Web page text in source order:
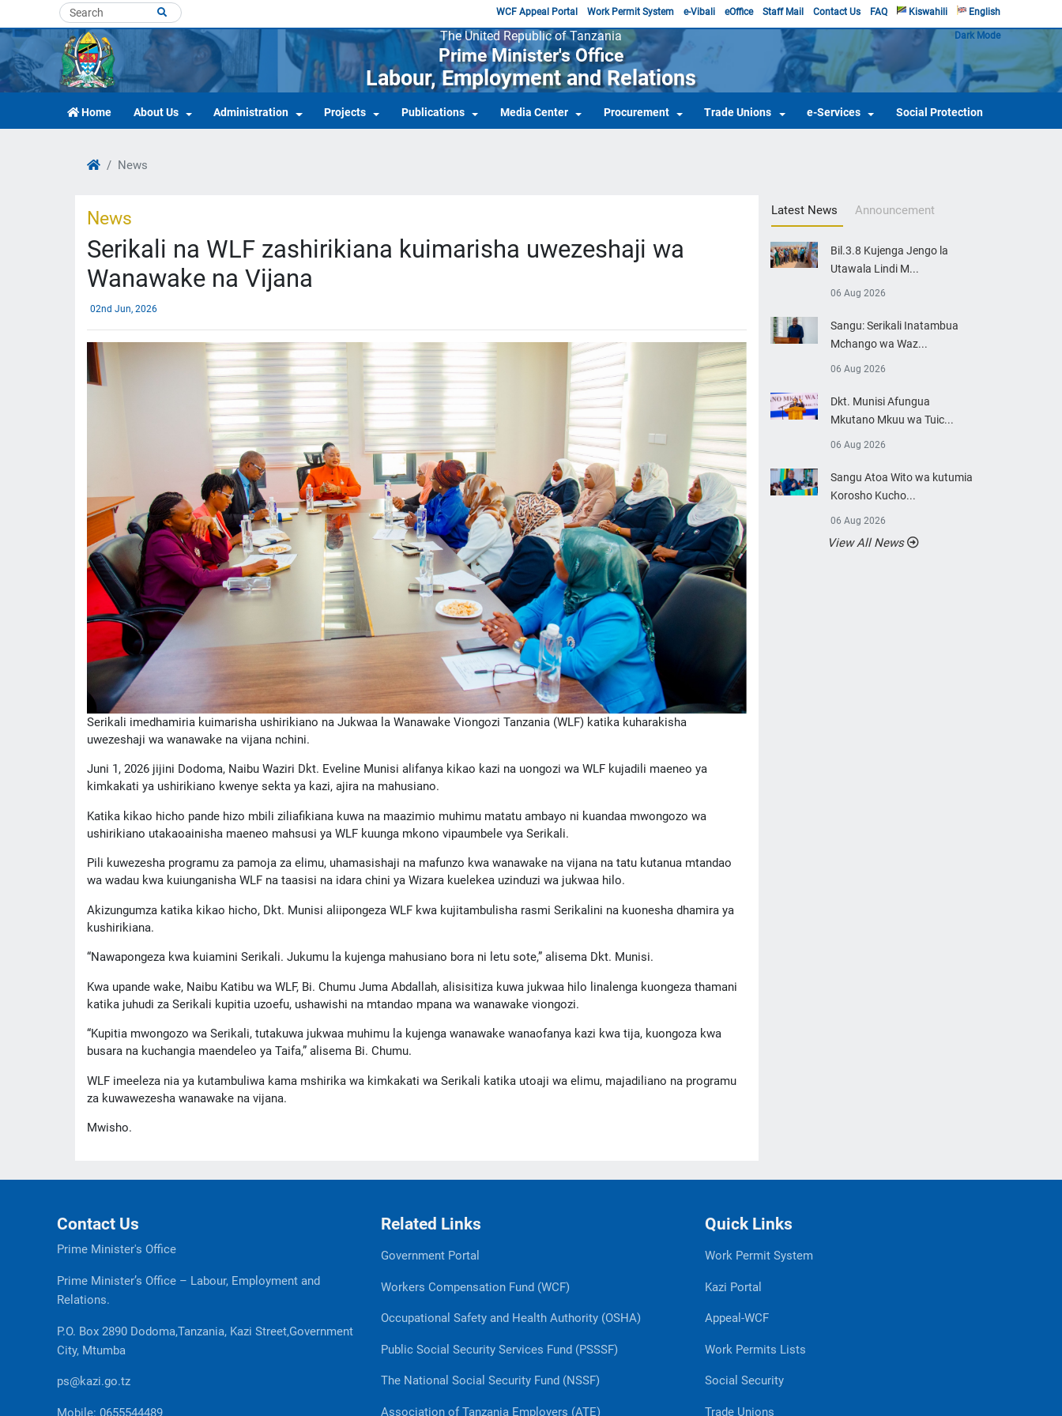
English
Kiswahili
FAQ
Contact Us
Staff Mail
eOffice
e-Vibali
Work Permit System
WCF Appeal Portal
Dark Mode
The United Republic of Tanzania
Prime Minister's Office
Labour, Employment and Relations
Home About Us Administration Projects Publications Media Center Procurement Trade Unions e-Services Social Protection
News
News
Serikali na WLF zashirikiana kuimarisha uwezeshaji wa
Wanawake na Vijana
02nd Jun, 2026
Serikali imedhamiria kuimarisha ushirikiano na Jukwaa la Wanawake Viongozi Tanzania (WLF) katika kuharakisha
uwezeshaji wa wanawake na vijana nchini.
Juni 1, 2026 jijini Dodoma, Naibu Waziri Dkt. Eveline Munisi alifanya kikao kazi na uongozi wa WLF kujadili maeneo ya
kimkakati ya ushirikiano kwenye sekta ya kazi, ajira na mahusiano.
Katika kikao hicho pande hizo mbili ziliafikiana kuwa na maazimio muhimu matatu ambayo ni kuandaa mwongozo wa
ushirikiano utakaoainisha maeneo mahsusi ya WLF kuunga mkono vipaumbele vya Serikali.
Pili kuwezesha programu za pamoja za elimu, uhamasishaji na mafunzo kwa wanawake na vijana na tatu kutanua mtandao
wa wadau kwa kuiunganisha WLF na taasisi na idara chini ya Wizara kuelekea uzinduzi wa jukwaa hilo.
Akizungumza katika kikao hicho, Dkt. Munisi aliipongeza WLF kwa kujitambulisha rasmi Serikalini na kuonesha dhamira ya
kushirikiana.
“Nawapongeza kwa kuiamini Serikali. Jukumu la kujenga mahusiano bora ni letu sote,” alisema Dkt. Munisi.
Kwa upande wake, Naibu Katibu wa WLF, Bi. Chumu Juma Abdallah, alisisitiza kuwa jukwaa hilo linalenga kuongeza thamani
katika juhudi za Serikali kupitia uzoefu, ushawishi na mtandao mpana wa wanawake viongozi.
“Kupitia mwongozo wa Serikali, tutakuwa jukwaa muhimu la kujenga wanawake wanaofanya kazi kwa tija, kuongoza kwa
busara na kuchangia maendeleo ya Taifa,” alisema Bi. Chumu.
WLF imeeleza nia ya kutambuliwa kama mshirika wa kimkakati wa Serikali katika utoaji wa elimu, majadiliano na programu
za kuwawezesha wanawake na vijana.
Mwisho.
Latest News Announcement
Bil.3.8 Kujenga Jengo la
Utawala Lindi M...
06 Aug 2026
Sangu: Serikali Inatambua
Mchango wa Waz...
06 Aug 2026
Dkt. Munisi Afungua
Mkutano Mkuu wa Tuic...
06 Aug 2026
Sangu Atoa Wito wa kutumia
Korosho Kucho...
06 Aug 2026
View All News
Contact Us
Prime Minister's Office
Prime Minister’s Office – Labour, Employment and
Relations.
P.O. Box 2890 Dodoma,Tanzania, Kazi Street,Government
City, Mtumba
ps@kazi.go.tz
Mobile: 0655544489
Related Links
Government Portal
Workers Compensation Fund (WCF)
Occupational Safety and Health Authority (OSHA)
Public Social Security Services Fund (PSSSF)
The National Social Security Fund (NSSF)
Association of Tanzania Employers (ATE)
Quick Links
Work Permit System
Kazi Portal
Appeal-WCF
Work Permits Lists
Social Security
Trade Unions